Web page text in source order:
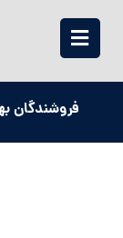
فروشندگان